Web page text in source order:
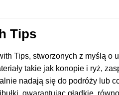
Tips
Tips, stworzonych z myślą
takie jak konopie i ryż,
nadają się do podróży lub